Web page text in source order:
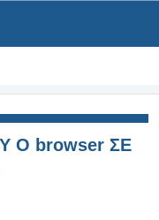
Ο browser ΣΕ